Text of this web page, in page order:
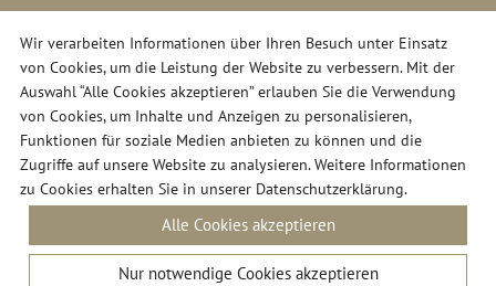
Wir verarbeiten Informationen über Ihren Besuch unter Einsatz
von Cookies, um die Leistung der Website zu verbessern. Mit der
Auswahl “Alle Cookies akzeptieren” erlauben Sie die Verwendung
von Cookies, um Inhalte und Anzeigen zu personalisieren,
Funktionen für soziale Medien anbieten zu können und die
Zugriffe auf unsere Website zu analysieren. Weitere Informationen
zu Cookies erhalten Sie in unserer Datenschutzerklärung.
Alle Cookies akzeptieren
Nur notwendige Cookies akzeptieren